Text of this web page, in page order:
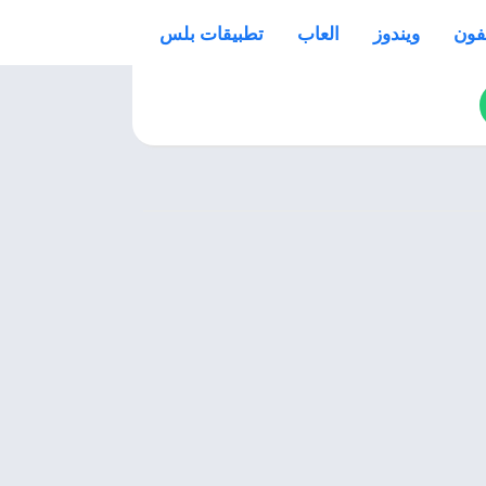
ويندوز العاب تطبيقات بلس